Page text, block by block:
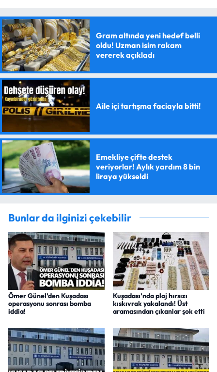
Gram altında yeni hedef belli
oldu! Uzman isim rakam
vererek açıkladı
Aile içi tartışma faciayla bitti!
Emekliye çifte destek
veriyorlar! Aylık yardım 8 bin
liraya yükseldi
Bunlar da ilginizi çekebilir
Ömer Günel’den Kuşadası
operasyonu sonrası bomba
iddia!
Kuşadası’nda plaj hırsızı
kıskıvrak yakalandı! Üst
aramasından çıkanlar şok etti